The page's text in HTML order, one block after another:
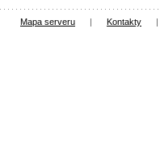
Mapa serveru Kontakty